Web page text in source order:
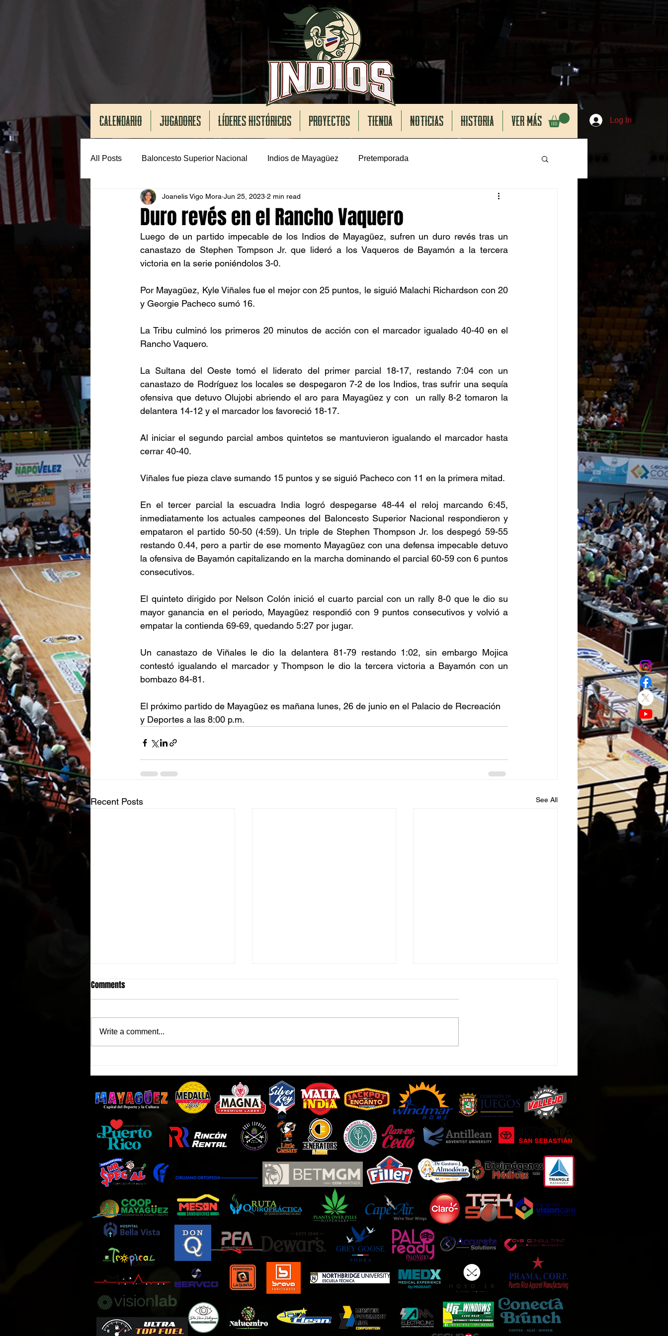
CALENDARIO JUGADORES LÍDERES HISTÓRICOS PROYECTOS TIENDA NOTICIAS HISTORIA VER MÁS Log In
All Posts Baloncesto Superior Nacional Indios de Mayagüez Pretemporada
Duro revés en el Rancho Vaquero
Joanelis Vigo Mora Jun 25, 2023 2 min read
Luego de un partido impecable de los Indios de Mayagüez, sufren un duro revés tras un
canastazo de Stephen Tompson Jr. que lideró a los Vaqueros de Bayamón a la tercera
victoria en la serie poniéndolos 3-0.
Por Mayagüez, Kyle Viñales fue el mejor con 25 puntos, le siguió Malachi Richardson con 20
y Georgie Pacheco sumó 16.
La Tribu culminó los primeros 20 minutos de acción con el marcador igualado 40-40 en el
Rancho Vaquero.
La Sultana del Oeste tomó el liderato del primer parcial 18-17, restando 7:04 con un
canastazo de Rodríguez los locales se despegaron 7-2 de los Indios, tras sufrir una sequía
ofensiva que detuvo Olujobi abriendo el aro para Mayagüez y con  un rally 8-2 tomaron la
delantera 14-12 y el marcador los favoreció 18-17.
Al iniciar el segundo parcial ambos quintetos se mantuvieron igualando el marcador hasta
cerrar 40-40.
Viñales fue pieza clave sumando 15 puntos y se siguió Pacheco con 11 en la primera mitad.
En el tercer parcial la escuadra India logró despegarse 48-44 el reloj marcando 6:45,
inmediatamente los actuales campeones del Baloncesto Superior Nacional respondieron y
empataron el partido 50-50 (4:59). Un triple de Stephen Thompson Jr. los despegó 59-55
restando 0.44, pero a partir de ese momento Mayagüez con una defensa impecable detuvo
la ofensiva de Bayamón capitalizando en la marcha dominando el parcial 60-59 con 6 puntos
consecutivos.
El quinteto dirigido por Nelson Colón inició el cuarto parcial con un rally 8-0 que le dio su
mayor ganancia en el periodo, Mayagüez respondió con 9 puntos consecutivos y volvió a
empatar la contienda 69-69, quedando 5:27 por jugar.
Un canastazo de Viñales le dio la delantera 81-79 restando 1:02, sin embargo Mojica
contestó igualando el marcador y Thompson le dio la tercera victoria a Bayamón con un
bombazo 84-81.
El próximo partido de Mayagüez es mañana lunes, 26 de junio en el Palacio de Recreación
y Deportes a las 8:00 p.m.
Recent Posts See All
Indios de Mayagüez tendrán
entrada GRATIS este martes
Indios aclaran proceso de
cambio
Dion New se ha integrado como
accionista a la plataforma West
Sports & Social Development
Comments
Write a comment...